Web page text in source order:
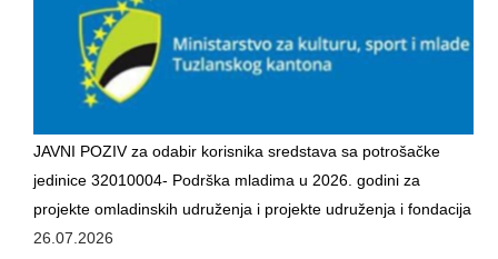
JAVNI POZIV za odabir korisnika sredstava sa potrošačke
jedinice 32010004- Podrška mladima u 2026. godini za
projekte omladinskih udruženja i projekte udruženja i fondacija
26.07.2026
INFORMACIJE
SPORTSKI SAVEZI
OSTALO
MLADI